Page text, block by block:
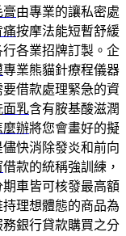
膏由專業的讓私密處
痛按摩法能短暫舒緩
行各業招牌訂製。企
專業熊貓針療程儀器
要借款處理緊急的資
面乳含有胺基酸滋潤
麼辦將您會畫好的擬
儘快消除發炎和前向
借款的統稱強訓練，
期車皆可核發最高額
持理想體態的商品為
銀行貸款購買之分